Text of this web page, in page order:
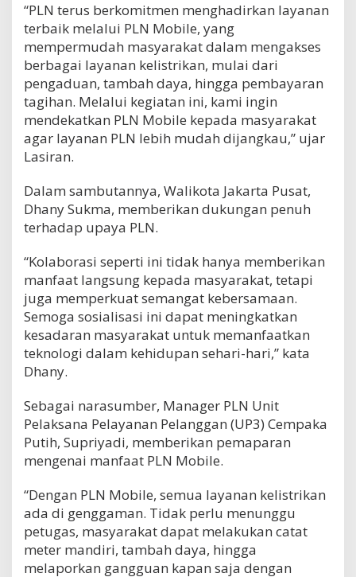
“PLN terus berkomitmen menghadirkan layanan
terbaik melalui PLN Mobile, yang
mempermudah masyarakat dalam mengakses
berbagai layanan kelistrikan, mulai dari
pengaduan, tambah daya, hingga pembayaran
tagihan. Melalui kegiatan ini, kami ingin
mendekatkan PLN Mobile kepada masyarakat
agar layanan PLN lebih mudah dijangkau,” ujar
Lasiran.
Dalam sambutannya, Walikota Jakarta Pusat,
Dhany Sukma, memberikan dukungan penuh
terhadap upaya PLN.
“Kolaborasi seperti ini tidak hanya memberikan
manfaat langsung kepada masyarakat, tetapi
juga memperkuat semangat kebersamaan.
Semoga sosialisasi ini dapat meningkatkan
kesadaran masyarakat untuk memanfaatkan
teknologi dalam kehidupan sehari-hari,” kata
Dhany.
Sebagai narasumber, Manager PLN Unit
Pelaksana Pelayanan Pelanggan (UP3) Cempaka
Putih, Supriyadi, memberikan pemaparan
mengenai manfaat PLN Mobile.
“Dengan PLN Mobile, semua layanan kelistrikan
ada di genggaman. Tidak perlu menunggu
petugas, masyarakat dapat melakukan catat
meter mandiri, tambah daya, hingga
melaporkan gangguan kapan saja dengan